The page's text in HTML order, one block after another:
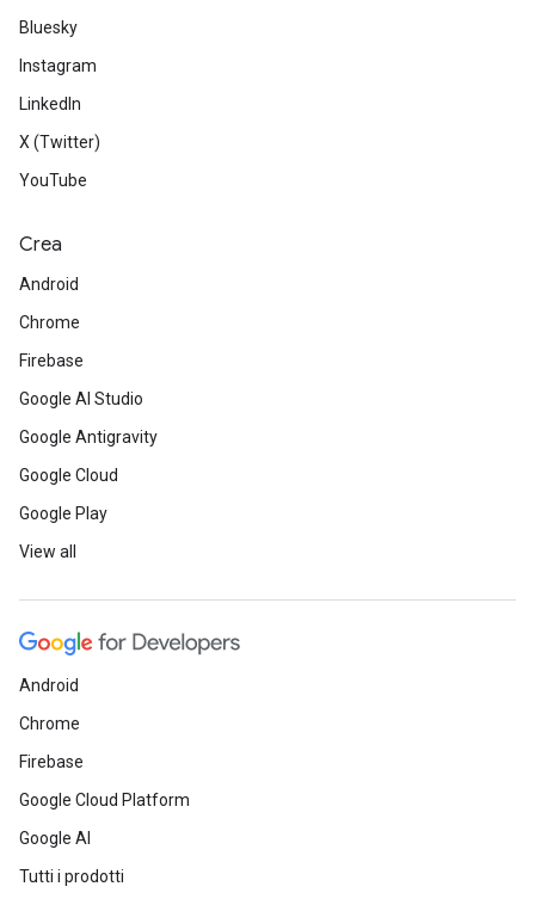
Bluesky
Instagram
LinkedIn
X (Twitter)
YouTube
Crea
Android
Chrome
Firebase
Google AI Studio
Google Antigravity
Google Cloud
Google Play
View all
Android
Chrome
Firebase
Google Cloud Platform
Google AI
Tutti i prodotti